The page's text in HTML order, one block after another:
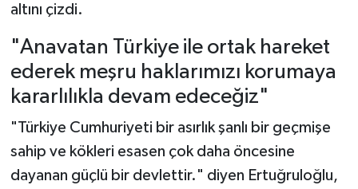
altını çizdi.
"Anavatan Türkiye ile ortak hareket
ederek meşru haklarımızı korumaya
kararlılıkla devam edeceğiz"
"Türkiye Cumhuriyeti bir asırlık şanlı bir geçmişe
sahip ve kökleri esasen çok daha öncesine
dayanan güçlü bir devlettir." diyen Ertuğruloğlu,